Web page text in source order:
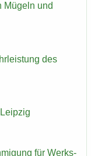
Mü­geln und
des
für Werks­